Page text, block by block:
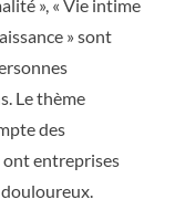
», « Vie intime
» sont
Le thème
des
entreprises